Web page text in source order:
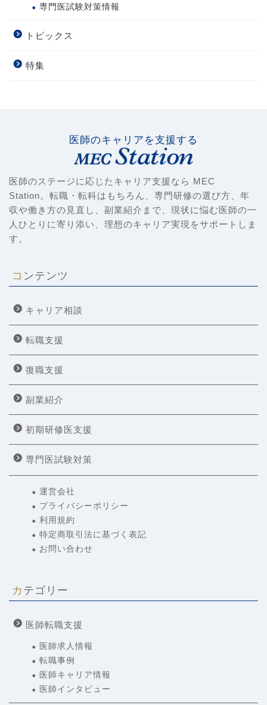
専門医試験対策情報
トピックス
特集
医師のキャリアを支援する
医師のステージに応じたキャリア支援なら MEC
Station。転職・転科はもちろん、専門研修の選び方、年
収や働き方の見直し、副業紹介まで、現状に悩む医師の一
人ひとりに寄り添い、理想のキャリア実現をサポートしま
す。
コンテンツ
キャリア相談
転職支援
復職支援
副業紹介
初期研修医支援
専門医試験対策
運営会社
プライバシーポリシー
利用規約
特定商取引法に基づく表記
お問い合わせ
カテゴリー
医師転職支援
医師求人情報
転職事例
医師キャリア情報
医師インタビュー